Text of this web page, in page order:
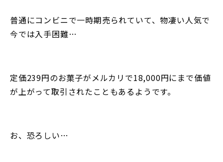
普通にコンビニで一時期売られていて、物凄い人気で
今では入手困難…
定価239円のお菓子がメルカリで18,000円にまで価値
が上がって取引されたこともあるようです。
お、恐ろしい…